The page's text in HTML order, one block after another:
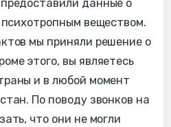
данные о
веществом.
мы приняли решение о
этого, вы являетесь
и в любой момент
По поводу звонков на
что они не могли